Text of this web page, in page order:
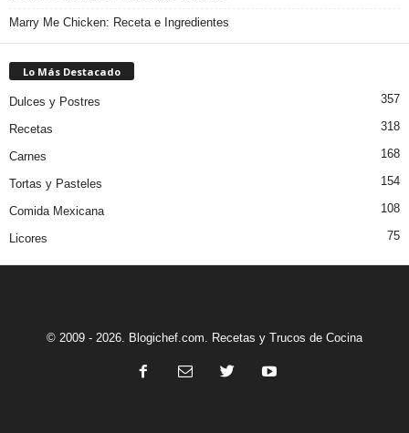
Marry Me Chicken: Receta e Ingredientes
Lo Más Destacado
Dulces y Postres 357
Recetas 318
Carnes 168
Tortas y Pasteles 154
Comida Mexicana 108
Licores 75
© 2009 - 2026. Blogichef.com. Recetas y Trucos de Cocina